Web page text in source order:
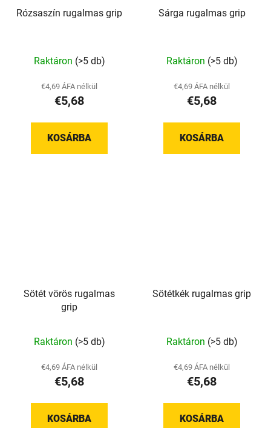
Rózsaszín rugalmas grip
termék
átlagos
értékelése
ből
Raktáron (>5 db)
€4,69 ÁFA nélkül
€5,68
KOSÁRBA
Sárga rugalmas grip
Raktáron (>5 db)
€4,69 ÁFA nélkül
€5,68
KOSÁRBA
Sötét vörös rugalmas
grip
Raktáron (>5 db)
€4,69 ÁFA nélkül
€5,68
KOSÁRBA
Sötétkék rugalmas grip
termék
átlagos
értékelése
ből
Raktáron (>5 db)
€4,69 ÁFA nélkül
€5,68
KOSÁRBA